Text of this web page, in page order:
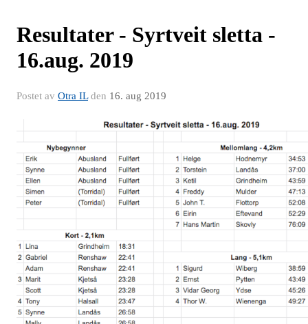
Resultater - Syrtveit sletta -
16.aug. 2019
Postet av Otra ILden 16. aug 2019